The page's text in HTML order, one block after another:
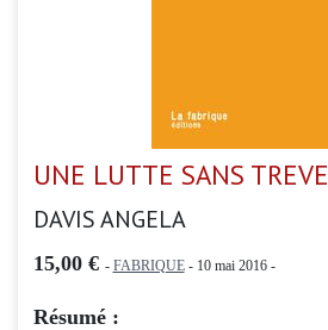
UNE LUTTE SANS TREVE
DAVIS ANGELA
15,00 € - FABRIQUE- 10 mai 2016 -
Résumé :